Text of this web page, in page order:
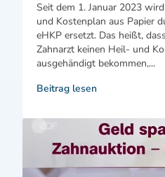
Seit dem 1. Januar 2023
und Kostenplan aus Papier
eHKP ersetzt. Das heißt,
Zahnarzt keinen Heil- und
ausgehändigt bekommen,...
Beitrag lesen